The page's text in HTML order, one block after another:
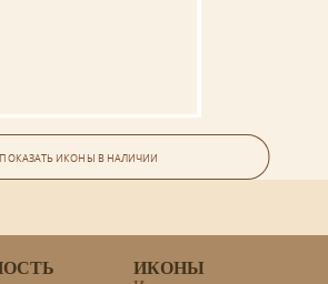
«Герасим преподобный»
ПОКАЗАТЬ ИКОНЫ В НАЛИЧИИ
ИКОНЫ